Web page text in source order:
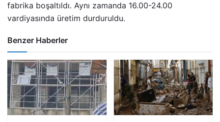
fabrika boşaltıldı. Aynı zamanda 16.00-24.00
vardiyasında üretim durduruldu.
Benzer Haberler